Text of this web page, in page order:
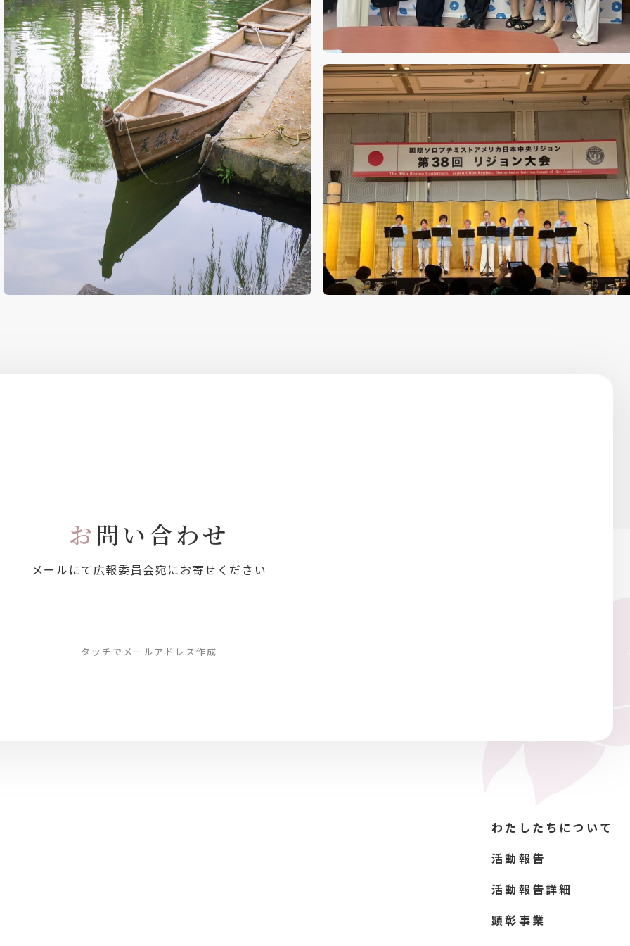
お 問い合わせ
メールにて広報委員会宛にお寄せください
タッチでメールアドレス作成
わたしたちについて
活動報告
活動報告詳細
顕彰事業